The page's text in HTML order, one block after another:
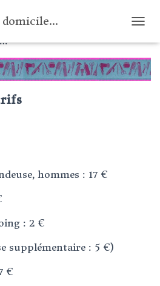
hommes : 17 €
: 2 €
supplémentaire : 5 €)
€